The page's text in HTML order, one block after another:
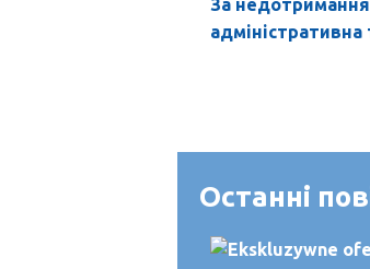
За недотримання
адміністративна
Останні